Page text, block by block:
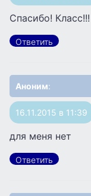
Спасибо! Класс!!!
Ответить
Аноним:
16.11.2015 в 11:39
для меня нет
Ответить